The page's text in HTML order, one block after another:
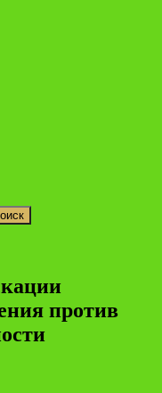
против